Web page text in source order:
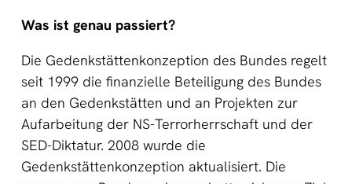
Was ist genau passiert?
Die Gedenkstättenkonzeption des Bundes regelt
seit 1999 die finanzielle Beteiligung des Bundes
an den Gedenkstätten und an Projekten zur
Aufarbeitung der NS-Terrorherrschaft und der
SED-Diktatur. 2008 wurde die
Gedenkstättenkonzeption aktualisiert. Die